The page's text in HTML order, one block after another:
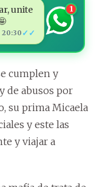
unite
20:30 ✓✓
1
cumplen y
de abusos por
su prima Micaela
y este las
y viajar a